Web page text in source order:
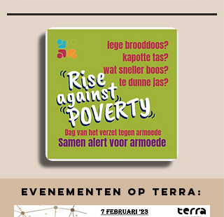
Evenementen op Terra: